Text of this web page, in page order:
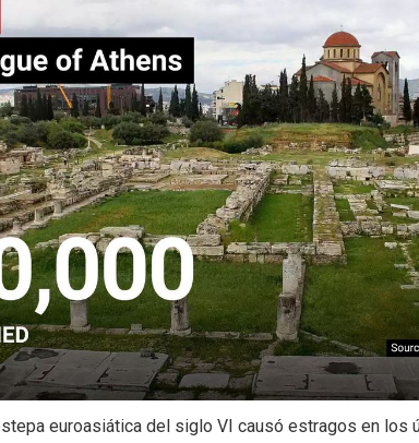
euroasiática del siglo VI causó estragos en los